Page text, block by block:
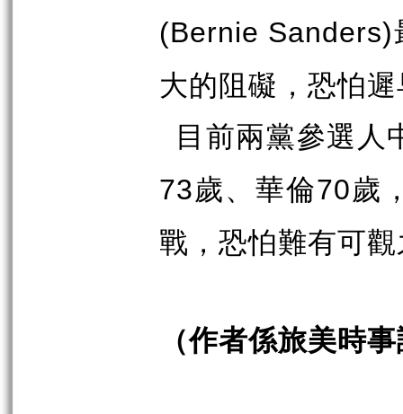
(Bernie Sanders)
大的阻礙，恐怕
目前兩黨參選人
73歲、華倫70歲
戰，恐怕難有可
（作者係旅美時